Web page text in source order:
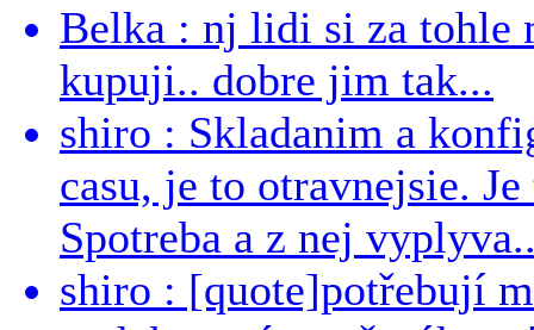
Belka : nj lidi si za tohle
kupuji.. dobre jim tak...
shiro : Skladanim a
casu, je to otravnejsie.
Spotreba a z nej
shiro : [quote]potřebují